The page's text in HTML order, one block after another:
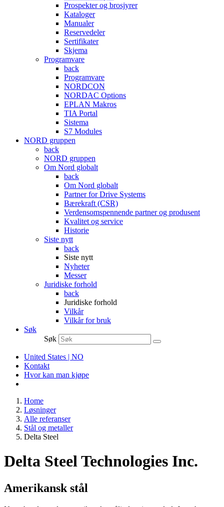
Prospekter og brosjyrer
Kataloger
Manualer
Reservedeler
Sertifikater
Skjema
Programvare
back
Programvare
NORDCON
NORDAC Options
EPLAN Makros
TIA Portal
Sistema
S7 Modules
NORD gruppen
back
NORD gruppen
Om Nord globalt
back
Om Nord globalt
Partner for Drive Systems
Bærekraft (CSR)
Verdensomspennende partner og produsent
Kvalitet og service
Historie
Siste nytt
back
Siste nytt
Nyheter
Messer
Juridiske forhold
back
Juridiske forhold
Vilkår
Vilkår for bruk
Søk
Søk
United States | NO
Kontakt
Hvor kan man kjøpe
Home
Løsninger
Alle referanser
Stål og metaller
Delta Steel
Delta Steel Technologies Inc.
Amerikansk stål